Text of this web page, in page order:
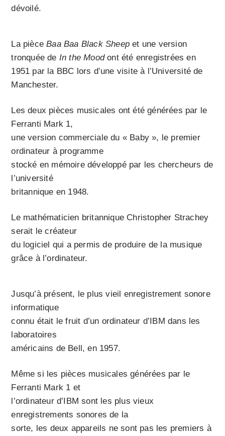
dévoilé.
La pièceBaa Baa Black Sheep et une version
tronquée de In the Moodont été enregistrées en
1951 par la BBC lors d’une visite à l’Université de
Manchester.
Les deux pièces musicales ont été générées par le
Ferranti Mark 1,
une version commerciale du « Baby », le premier
ordinateur à programme
stocké en mémoire développé par les chercheurs de
l’université
britannique en 1948.
Le mathématicien britannique Christopher Strachey
serait le créateur
du logiciel qui a permis de produire de la musique
grâce à l’ordinateur.
Jusqu’à présent, le plus vieil enregistrement sonore
informatique
connu était le fruit d’un ordinateur d’IBM dans les
laboratoires
américains de Bell, en 1957.
Même si les pièces musicales générées par le
Ferranti Mark 1 et
l’ordinateur d’IBM sont les plus vieux
enregistrements sonores de la
sorte, les deux appareils ne sont pas les premiers à